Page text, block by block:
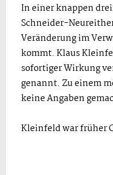
In einer knappen
Schneider-
Veränderung im
kommt. Klaus
sofortiger Wirkung
genannt. Zu einem
keine Angaben
Kleinfeld war früher